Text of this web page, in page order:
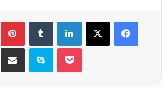
فيسبوك ‫X لينكدإن
سكايب